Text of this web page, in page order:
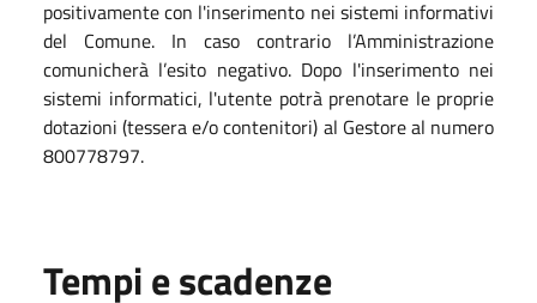
positivamente con l'inserimento nei sistemi informativi
del Comune. In caso contrario l’Amministrazione
comunicherà l’esito negativo. Dopo l'inserimento nei
sistemi informatici, l'utente potrà prenotare le proprie
dotazioni (tessera e/o contenitori) al Gestore al numero
800778797.
Tempi e scadenze